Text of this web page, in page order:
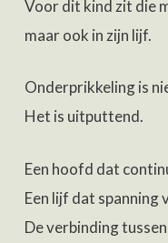
Voor dit kind zit die
maar ook in zijn lijf.
Onderprikkeling is
Het is uitputtend.
Een hoofd dat
Een lijf dat spanning
De verbinding